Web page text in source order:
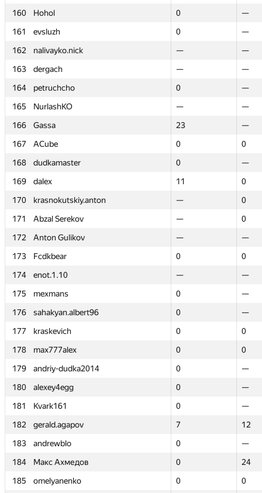
160
Hohol 0
—
161
evsluzh 0
—
162
nalivayko.nick —
—
163
dergach —
—
164
petruchcho 0
—
165
NurlashKO —
—
166
Gassa 23
—
167
ACube 0
0
168
dudkamaster 0
—
169
dalex 11
0
170
krasnokutskiy.anton —
0
171
Abzal Serekov —
0
172
Anton Gulikov —
—
173
Fcdkbear 0
0
174
enot.1.10 —
—
175
mexmans 0
—
176
sahakyan.albert96 0
—
177
kraskevich 0
0
178
max777alex 0
0
179
andriy-dudka2014 0
—
180
alexey4egg 0
—
181
Kvark161 0
—
182
gerald.agapov 7
12
183
andrewblo 0
—
184
Макс Ахмедов 0
24
185
omelyanenko 0
0
160
Hohol 0
—
161
evsluzh 0
—
162
nalivayko.nick —
—
163
dergach —
—
164
petruchcho 0
—
165
NurlashKO —
—
166
Gassa 23
—
167
ACube 0
0
168
dudkamaster 0
—
169
dalex 11
0
170
krasnokutskiy.anton —
0
171
Abzal Serekov —
0
172
Anton Gulikov —
—
173
Fcdkbear 0
0
174
enot.1.10 —
—
175
mexmans 0
—
176
sahakyan.albert96 0
—
177
kraskevich 0
0
178
max777alex 0
0
179
andriy-dudka2014 0
—
180
alexey4egg 0
—
181
Kvark161 0
—
182
gerald.agapov 7
12
183
andrewblo 0
—
184
Макс Ахмедов 0
24
185
omelyanenko 0
0